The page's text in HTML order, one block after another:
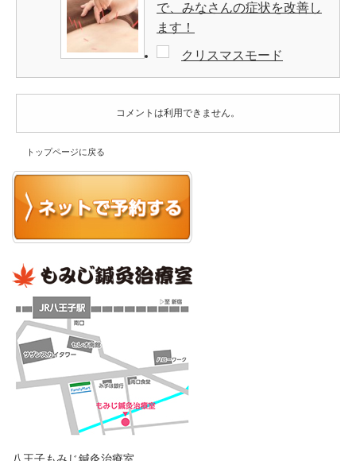
で、みなさんの症状を改善し
ます！
クリスマスモード
コメントは利用できません。
トップページに戻る